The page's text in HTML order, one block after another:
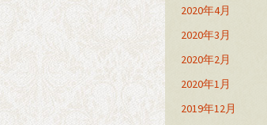
2020年4月
2020年3月
2020年2月
2020年1月
2019年12月